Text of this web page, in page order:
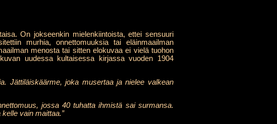
On jokseenkin mielenkiintoista, ettei sensuuri
murhia, onnettomuuksia tai eläinmaailman
menosta tai sitten elokuvaa ei vielä tuohon
uudessa kultaisessa kirjassa vuoden 1904
Jättiläiskäärme, joka musertaa ja nielee valkean
jossa 40 tuhatta ihmistä sai surmansa.
vain maittaa.”